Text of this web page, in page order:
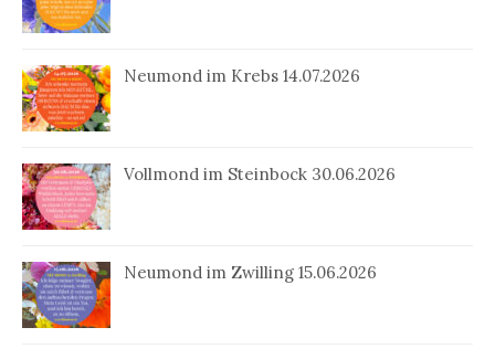
Neumond im Krebs 14.07.2026
Vollmond im Steinbock 30.06.2026
Neumond im Zwilling 15.06.2026